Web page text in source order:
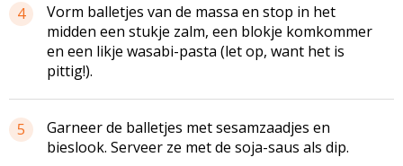
4
Vorm balletjes van de massa en stop in het
midden een stukje zalm, een blokje komkommer
en een likje wasabi-pasta (let op, want het is
pittig!).
5
Garneer de balletjes met sesamzaadjes en
bieslook. Serveer ze met de soja-saus als dip.